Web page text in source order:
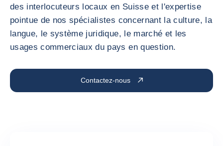
des interlocuteurs locaux en Suisse et l'expertise
pointue de nos spécialistes concernant la culture, la
langue, le système juridique, le marché et les
usages commerciaux du pays en question.
Contactez-nous